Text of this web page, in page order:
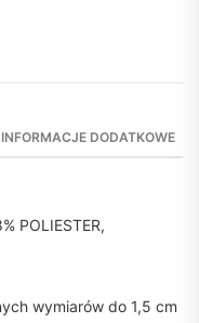
INFORMACJE DODATKOWE
POLIESTER,
wymiarów do 1,5 cm